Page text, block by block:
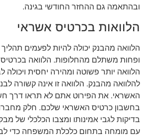
ובהתאמה גם ההחזר החודשי בגינה.
הלוואות בכרטיס אשראי
הלוואה מהבנק יכולה להיות לפעמים
ופחות משתלם מהחלופות. הלוואה
הלוואה יותר פשוטה ומהירה יחסית ויכולה
להלוואה מהבנק. הלוואה זו אינה קשורה
האשראי. את הפירוט אתם לא תראו דרך
בחשבון כרטיס האשראי שלכם. חלק
בדיקות לגבי אמינותו ומצבו הכלכלי של
עם מומחה בתחום כלכלת המשפחה כדי